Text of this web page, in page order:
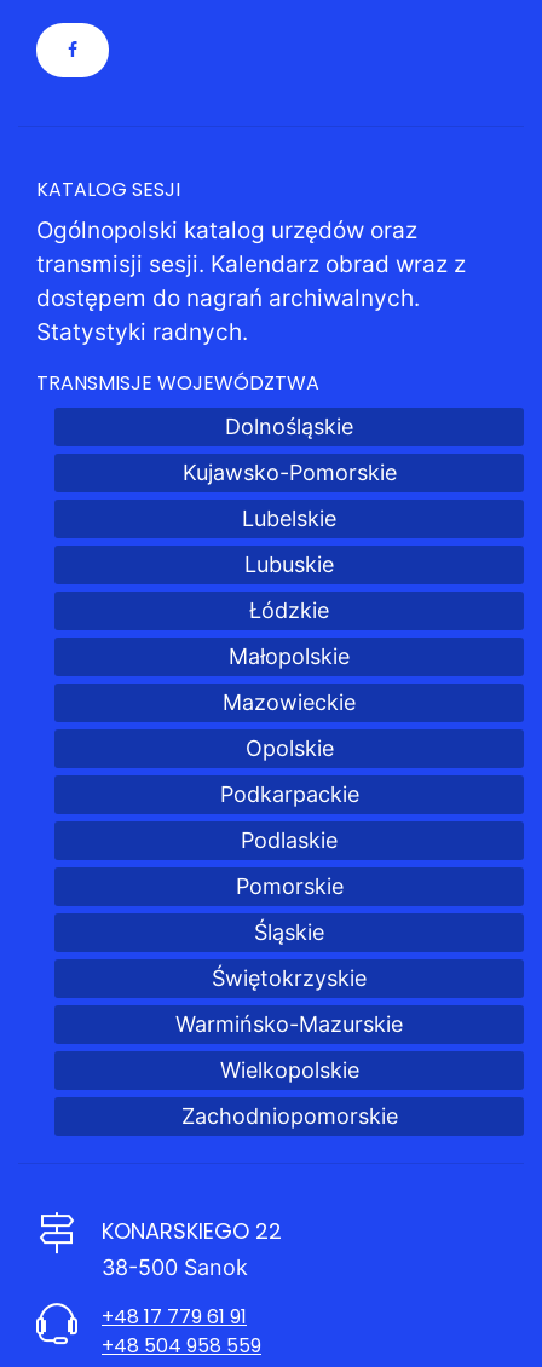
KATALOG SESJI
Ogólnopolski katalog urzędów oraz
transmisji sesji. Kalendarz obrad wraz z
dostępem do nagrań archiwalnych.
Statystyki radnych.
TRANSMISJE WOJEWÓDZTWA
Dolnośląskie
Kujawsko-Pomorskie
Lubelskie
Lubuskie
Łódzkie
Małopolskie
Mazowieckie
Opolskie
Podkarpackie
Podlaskie
Pomorskie
Śląskie
Świętokrzyskie
Warmińsko-Mazurskie
Wielkopolskie
Zachodniopomorskie
KONARSKIEGO 22
38-500 Sanok
+48 17 779 61 91
+48 504 958 559